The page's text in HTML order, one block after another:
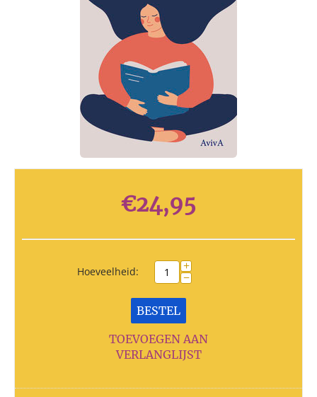
€24,95
Hoeveelheid: +
−
BESTEL
TOEVOEGEN AAN
VERLANGLIJST